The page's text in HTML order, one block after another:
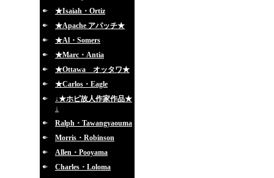
★Isaiah・Ortiz
★Apache アパッチ★
★Al・Somers
★Marc・Antia
★Ottawa オッタワ★
★Carlos・Eagle
↓★ホピ故人作家作品★
↓
Ralph・Tawangyaouma
Morris・Robinson
Allen・Pooyama
Charles・Loloma